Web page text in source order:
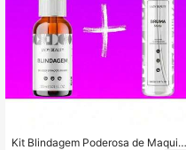
Kit Blindagem Poderosa de Maquia